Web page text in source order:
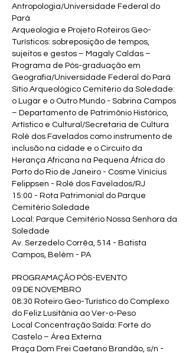
Antropologia/Universidade Federal do
Pará
Arqueologia e Projeto Roteiros Geo-
Turísticos: sobreposição de tempos,
sujeitos e gestos – Magaly Caldas –
Programa de Pós-graduação em
Geografia/Universidade Federal do Pará
Sítio Arqueológico Cemitério da Soledade:
o Lugar e o Outro Mundo - Sabrina Campos
– Departamento de Patrimônio Histórico,
Artístico e Cultural/Secretaria de Cultura
Rolé dos Favelados como instrumento de
inclusão na cidade e o Circuito da
Herança Africana na Pequena África do
Porto do Rio de Janeiro - Cosme Vinícius
Felippsen - Rolé dos Favelados/RJ
15:00 - Rota Patrimonial do Parque
Cemitério Soledade
Local: Parque Cemitério Nossa Senhora da
Soledade
Av. Serzedelo Corrêa, 514 - Batista
Campos, Belém - PA
PROGRAMAÇÃO PÓS-EVENTO
09 DE NOVEMBRO
08:30 Roteiro Geo-Turístico do Complexo
do Feliz Lusitânia ao Ver-o-Peso
Local Concentração Saída: Forte do
Castelo – Área Externa
Praça Dom Frei Caetano Brandão, s/n -